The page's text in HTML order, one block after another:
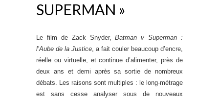
SUPERMAN »
Le film de Zack Snyder,Batman v Superman :
l’Aube de la Justice, a fait couler beaucoup d’encre,
réelle ou virtuelle, et continue d’alimenter, près de
deux ans et demi après sa sortie de nombreux
débats. Les raisons sont multiples : le long-métrage
est sans cesse analyser sous de nouveaux